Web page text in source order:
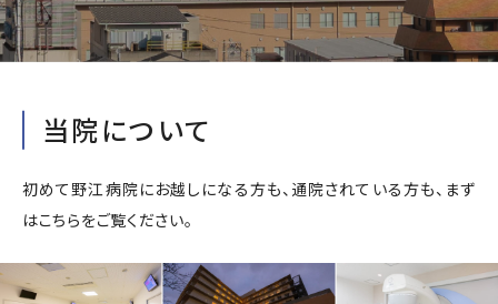
当院について
初めて野江病院にお越しになる方も、通院されている方も、まず
はこちらをご覧ください。